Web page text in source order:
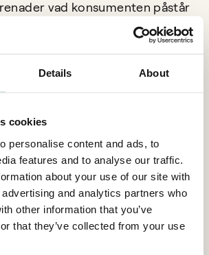
Details About
cookies
personalise content and ads, to
features and to analyse our traffic.
about your use of our site with
and analytics partners who
other information that you’ve
that they’ve collected from your use
vad konsumenten påstår
arbetets omfattning, priset eller
priset bestäms, tid för
styr- och
som kopplar samman
med luftbehandlingssystemet.
att det förelåg en
konsumentens påstående om
enligt 51 §